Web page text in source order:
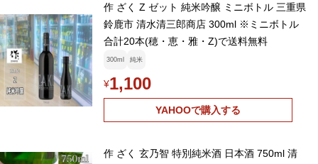
作 ざく Z ゼット 純米吟醸 ミニボトル 三重県
鈴鹿市 清水清三郎商店 300ml ※ミニボトル
合計20本(穂・恵・雅・Z)で送料無料
300ml 純米
¥1,100
YAHOOで購入する
作 ざく 玄乃智 特別純米酒 日本酒 750ml 清